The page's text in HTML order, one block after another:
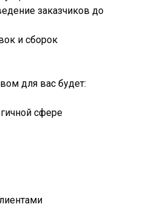
заказчиков до
и сборок
для вас будет:
сфере